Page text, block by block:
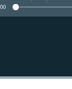
Подписаться